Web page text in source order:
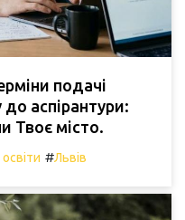
подачі
аспірантури:
Твоє місто.
#Львів